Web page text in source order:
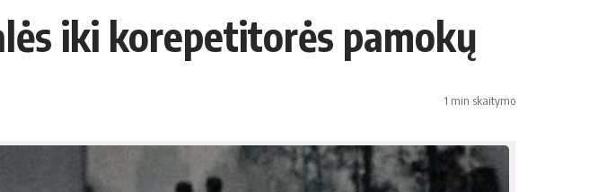
iki korepetitorės pamokų
1 min skaitymo